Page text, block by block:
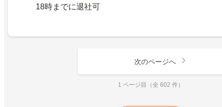
18時までに退社可
次のページへ
1 ページ目（全 602 件）